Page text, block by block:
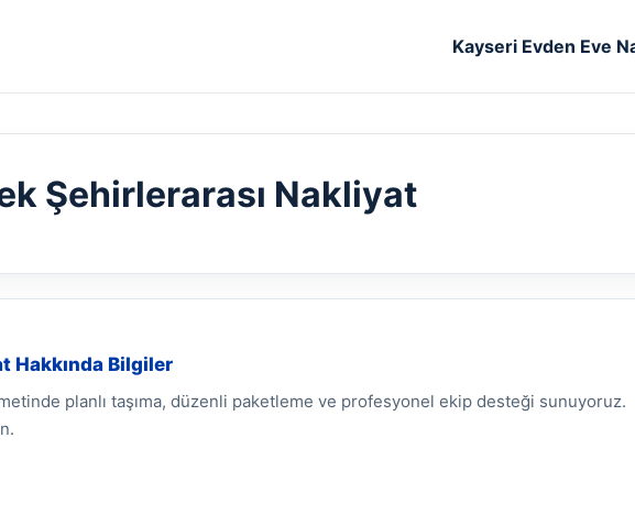
Kayseri Evden Eve
Şehirlerarası Nakliyat
Hakkında Bilgiler
planlı taşıma, düzenli paketleme ve profesyonel ekip desteği sunuyoruz.